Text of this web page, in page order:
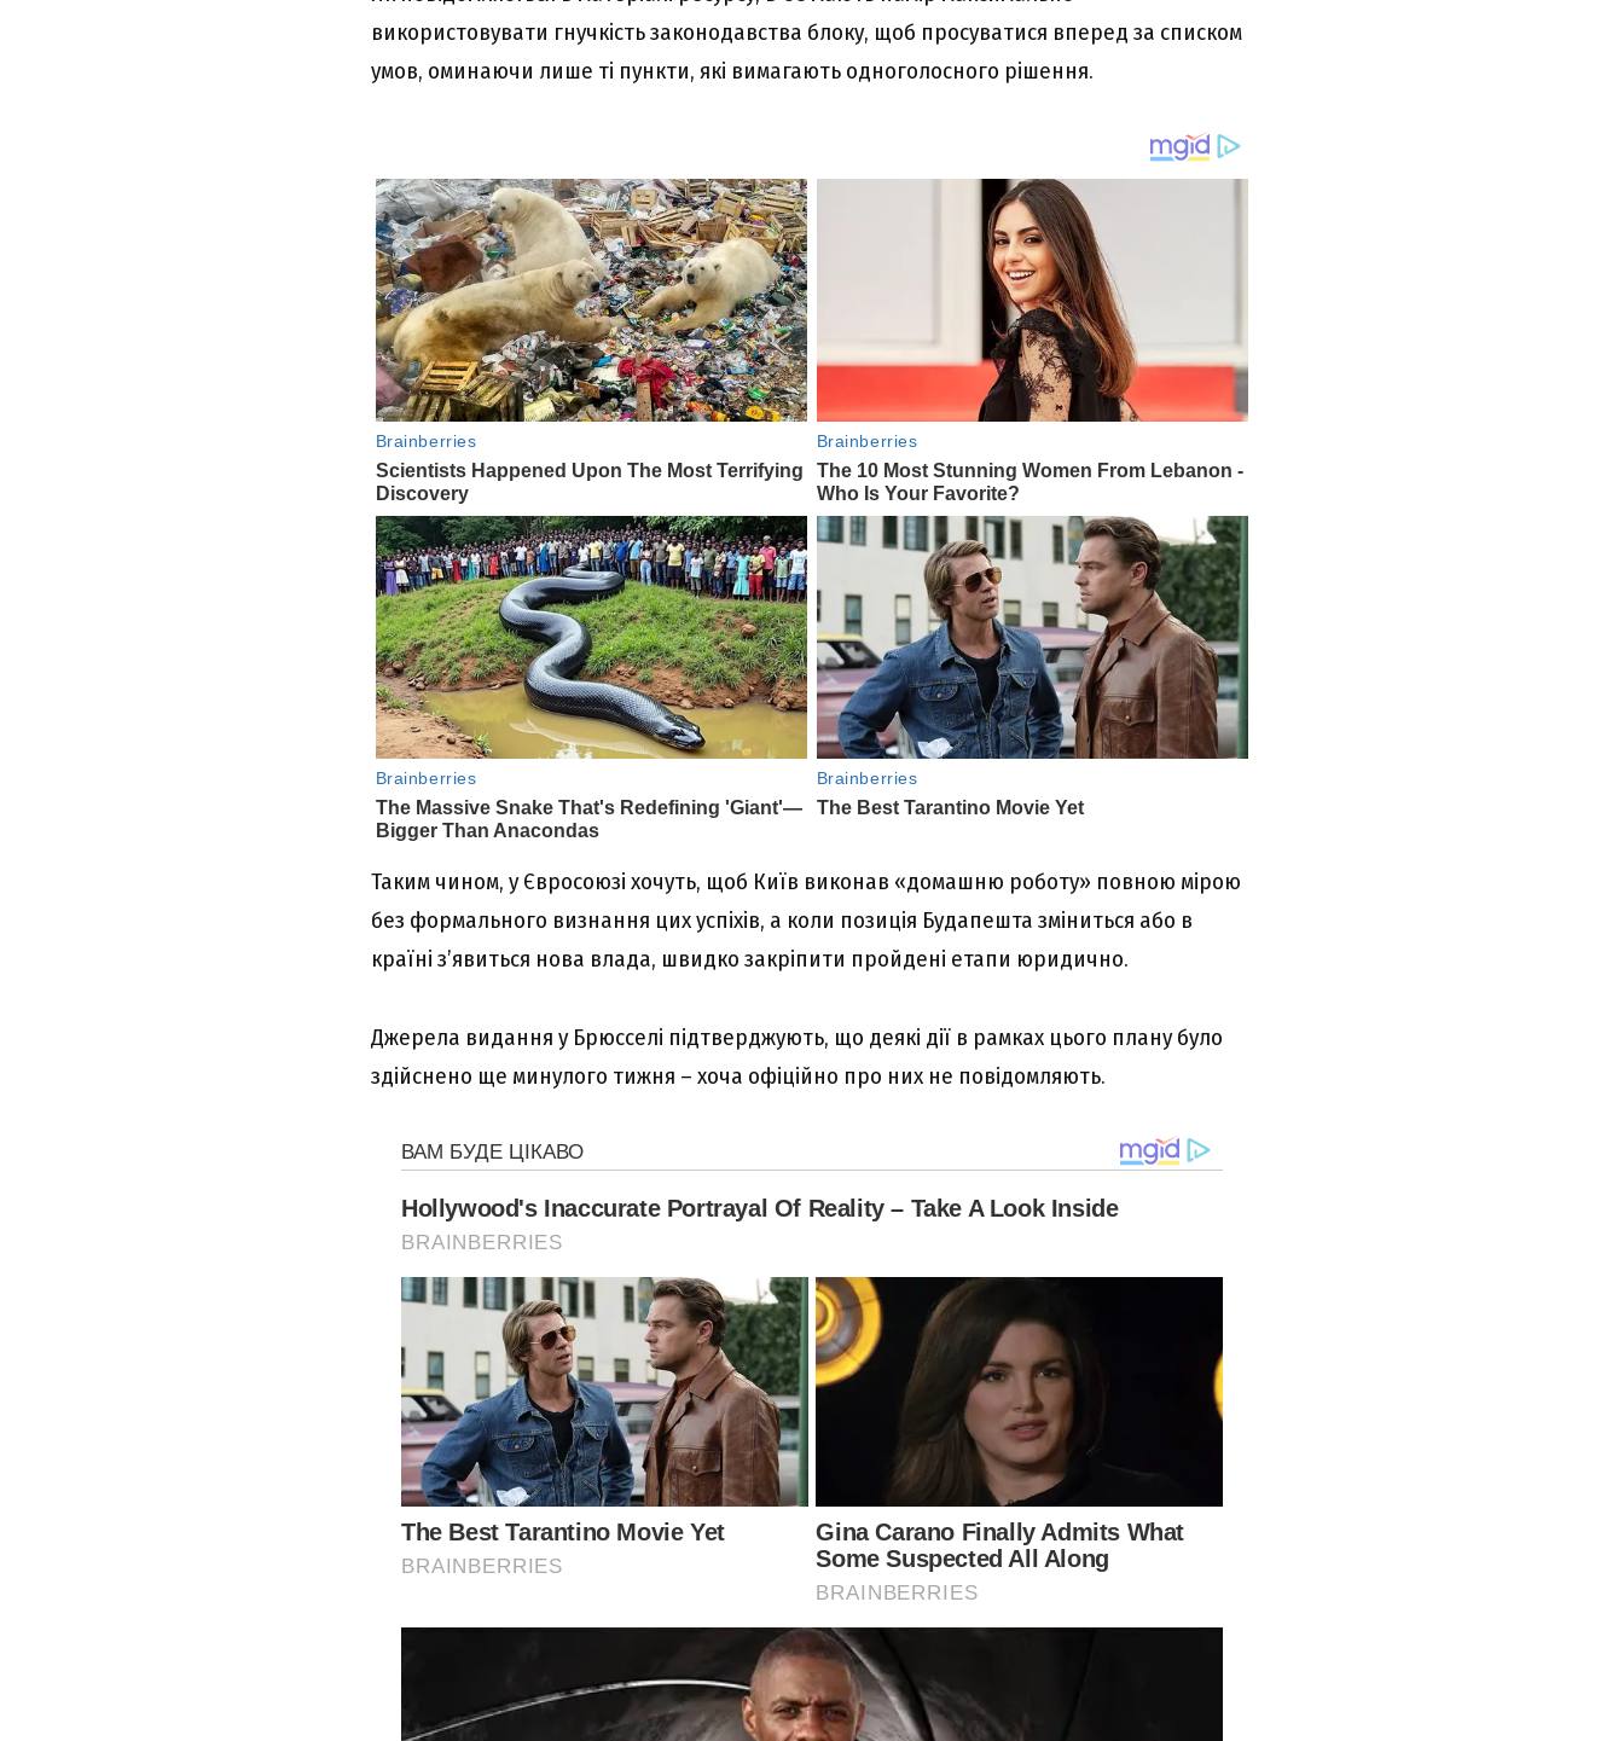
використовувати гнучкість законодавства блоку, щоб просуватися вперед за списком
умов, оминаючи лише ті пункти, які вимагають одноголосного рішення.
Таким чином, у Євросоюзі хочуть, щоб Київ виконав «домашню роботу» повною мірою
без формального визнання цих успіхів, а коли позиція Будапешта зміниться або в
країні з’явиться нова влада, швидко закріпити пройдені етапи юридично.
Джерела видання у Брюсселі підтверджують, що деякі дії в рамках цього плану було
здійснено ще минулого тижня – хоча офіційно про них не повідомляють.